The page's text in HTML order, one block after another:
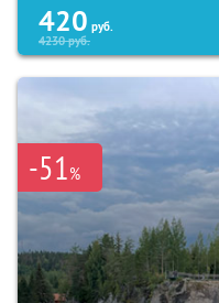
420 руб.
4230руб.
-51%